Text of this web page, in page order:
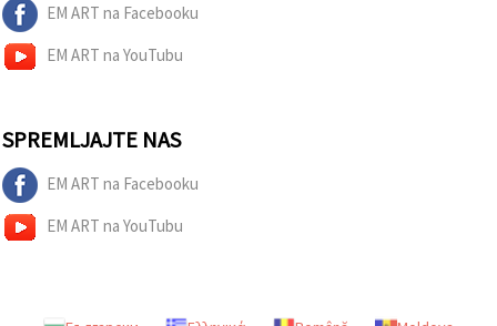
EM ART na Facebooku
EM ART na YouTubu
SPREMLJAJTE NAS
EM ART na Facebooku
EM ART na YouTubu